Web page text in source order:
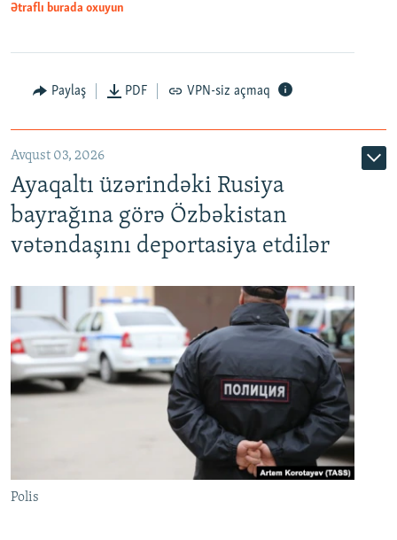
Ətraflı burada oxuyun
Paylaş PDF VPN-siz açmaq
Avqust 03, 2026
Ayaqaltı üzərindəki Rusiya
bayrağına görə Özbəkistan
vətəndaşını deportasiya etdilər
Polis